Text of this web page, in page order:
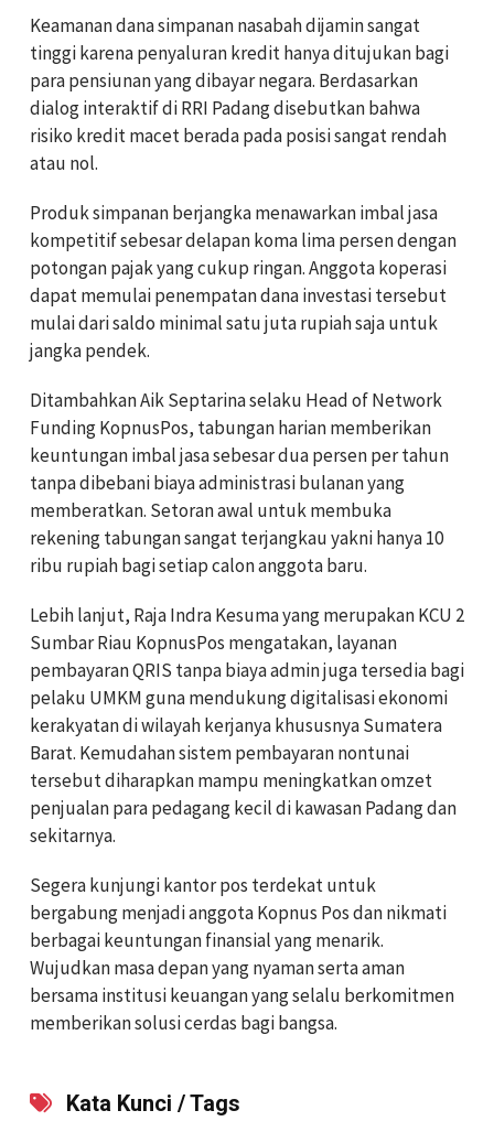
Keamanan dana simpanan nasabah dijamin sangat
tinggi karena penyaluran kredit hanya ditujukan bagi
para pensiunan yang dibayar negara. Berdasarkan
dialog interaktif di RRI Padang disebutkan bahwa
risiko kredit macet berada pada posisi sangat rendah
atau nol.
Produk simpanan berjangka menawarkan imbal jasa
kompetitif sebesar delapan koma lima persen dengan
potongan pajak yang cukup ringan. Anggota koperasi
dapat memulai penempatan dana investasi tersebut
mulai dari saldo minimal satu juta rupiah saja untuk
jangka pendek.
Ditambahkan Aik Septarina selaku Head of Network
Funding KopnusPos, tabungan harian memberikan
keuntungan imbal jasa sebesar dua persen per tahun
tanpa dibebani biaya administrasi bulanan yang
memberatkan. Setoran awal untuk membuka
rekening tabungan sangat terjangkau yakni hanya 10
ribu rupiah bagi setiap calon anggota baru.
Lebih lanjut, Raja Indra Kesuma yang merupakan KCU 2
Sumbar Riau KopnusPos mengatakan, layanan
pembayaran QRIS tanpa biaya admin juga tersedia bagi
pelaku UMKM guna mendukung digitalisasi ekonomi
kerakyatan di wilayah kerjanya khususnya Sumatera
Barat. Kemudahan sistem pembayaran nontunai
tersebut diharapkan mampu meningkatkan omzet
penjualan para pedagang kecil di kawasan Padang dan
sekitarnya.
Segera kunjungi kantor pos terdekat untuk
bergabung menjadi anggota Kopnus Pos dan nikmati
berbagai keuntungan finansial yang menarik.
Wujudkan masa depan yang nyaman serta aman
bersama institusi keuangan yang selalu berkomitmen
memberikan solusi cerdas bagi bangsa.
Kata Kunci / Tags